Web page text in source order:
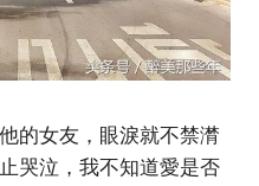
的女友，眼淚就不禁潸
哭泣，我不知道愛是否